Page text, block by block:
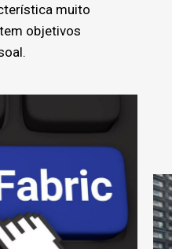
muito
objetivos